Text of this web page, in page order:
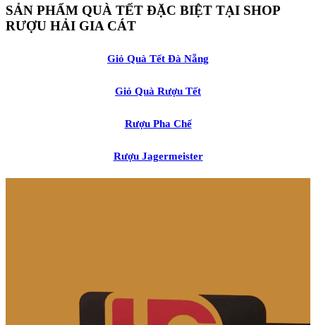
SẢN PHẨM QUÀ TẾT ĐẶC BIỆT TẠI SHOP
RƯỢU HẢI GIA CÁT
Giỏ Quà Tết Đà Nẵng
Giỏ Quà Rượu Tết
Rượu Pha Chế
Rượu Jagermeister